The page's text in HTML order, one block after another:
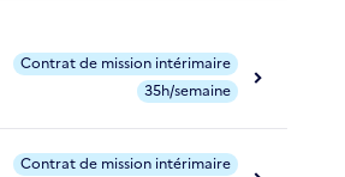
Contrat de mission intérimaire
35h/semaine
Contrat de mission intérimaire